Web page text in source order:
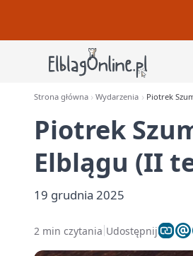
Strona główna Wydarzenia Piotrek
Piotrek
Elblągu (II
19 grudnia 2025
2 min czytania Udostępnij